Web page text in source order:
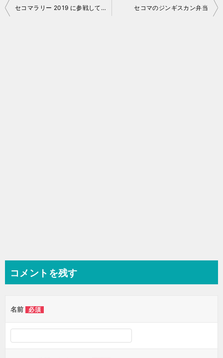
投
セコマラリー 2019 に参戦してみた Part.2 セコマのジンギスカン弁当
コメントを残す
名前 必須